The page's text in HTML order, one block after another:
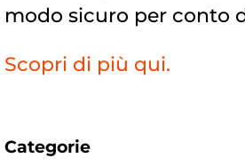
modo sicuro per conto
Scopri di più qui.
Categorie